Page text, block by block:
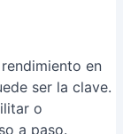
en
ser la clave.
o
a paso.